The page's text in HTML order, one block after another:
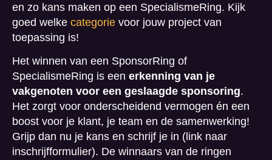
en zo kans maken op een SpecialismeRing. Kijk
goed welke categorie voor jouw project van
toepassing is!
Het winnen van een SponsorRing of
SpecialismeRing is een erkenning van je
vakgenoten voor een geslaagde sponsoring.
Het zorgt voor onderscheidend vermogen én een
boost voor je klant, je team en de samenwerking!
Grijp dan nu je kans en schrijf je in (link naar
inschrijfformulier). De winnaars van de ringen